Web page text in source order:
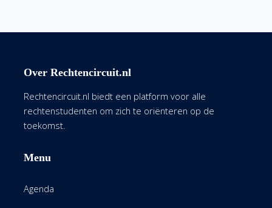
Over Rechtencircuit.nl
Rechtencircuit.nl biedt een platform voor alle
rechtenstudenten om zich te oriënteren op de
toekomst.
Menu
Agenda